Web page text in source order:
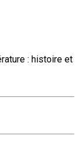
: histoire et